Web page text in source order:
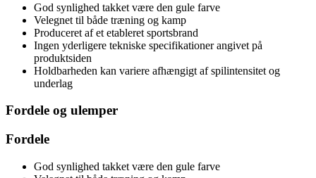
God synlighed takket være den gule farve
Velegnet til både træning og kamp
Produceret af et etableret sportsbrand
Ingen yderligere tekniske specifikationer angivet på
produktsiden
Holdbarheden kan variere afhængigt af spilintensitet og
underlag
Fordele og ulemper
Fordele
God synlighed takket være den gule farve